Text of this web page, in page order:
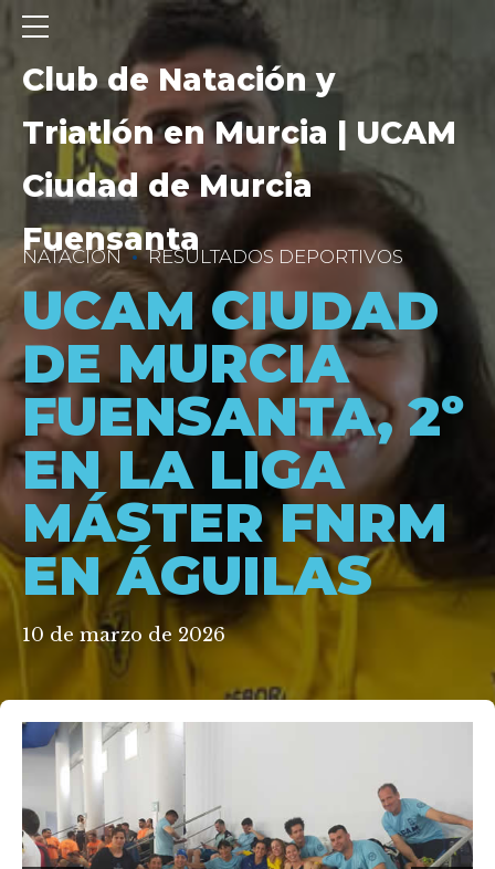
Club de Natación y
Triatlón en Murcia | UCAM
Ciudad de Murcia
Fuensanta
NATACIÓN RESULTADOS DEPORTIVOS
UCAM CIUDAD
DE MURCIA
FUENSANTA, 2º
EN LA LIGA
MÁSTER FNRM
EN ÁGUILAS
10 de marzo de 2026